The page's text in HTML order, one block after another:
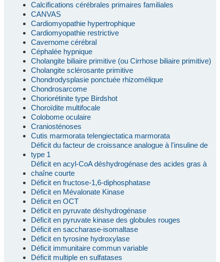
Calcifications cérébrales primaires familiales
CANVAS
Cardiomyopathie hypertrophique
Cardiomyopathie restrictive
Cavernome cérébral
Céphalée hypnique
Cholangite biliaire primitive (ou Cirrhose biliaire primitive)
Cholangite sclérosante primitive
Chondrodysplasie ponctuée rhizomélique
Chondrosarcome
Choriorétinite type Birdshot
Choroïdite multifocale
Colobome oculaire
Craniosténoses
Cutis marmorata telengiectatica marmorata
Déficit du facteur de croissance analogue à l'insuline de
type 1
Déficit en acyl-CoA déshydrogénase des acides gras à
chaîne courte
Déficit en fructose-1,6-diphosphatase
Déficit en Mévalonate Kinase
Déficit en OCT
Déficit en pyruvate déshydrogénase
Déficit en pyruvate kinase des globules rouges
Déficit en saccharase-isomaltase
Déficit en tyrosine hydroxylase
Déficit immunitaire commun variable
Déficit multiple en sulfatases